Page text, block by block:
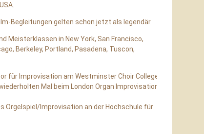
Begleitungen gelten schon jetzt als legendär.
Meisterklassen in New York, San Francisco,
Berkeley, Portland, Pasadena, Tuscon,
für Improvisation am Westminster Choir College
Mal beim London Organ Improvisation
Orgelspiel/Improvisation an der Hochschule für